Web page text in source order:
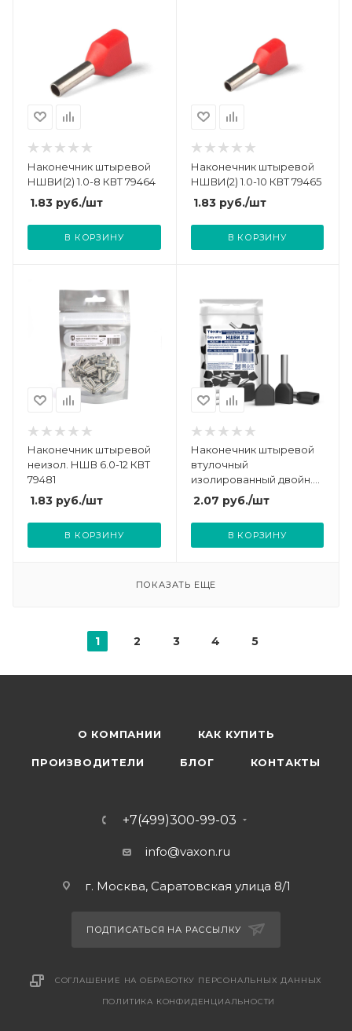
Наконечник штыревой
НШВИ(2) 1.0-8 КВТ 79464
1.83 руб./шт
В КОРЗИНУ
Наконечник штыревой
НШВИ(2) 1.0-10 КВТ 79465
1.83руб./шт
В КОРЗИНУ
Наконечник штыревой
неизол. НШВ 6.0-12 КВТ
79481
1.83 руб./шт
В КОРЗИНУ
Наконечник штыревой
втулочный
изолированный двойн.
НШВИ(2) 1.5-12 TOKOV
ELECTRIC TKE-NSVI2-1.5-
12-C05/50
2.07 руб./шт
В КОРЗИНУ
ПОКАЗАТЬ ЕЩЕ
1 2 3 4 5
О КОМПАНИИ КАК КУПИТЬ
ПРОИЗВОДИТЕЛИ БЛОГ КОНТАКТЫ
+7(499)300-99-03
info@vaxon.ru
г. Москва, Саратовская улица 8/1
ПОДПИСАТЬСЯ НА РАССЫЛКУ
СОГЛАШЕНИЕ НА ОБРАБОТКУ ПЕРСОНАЛЬНЫХ ДАННЫХ
ПОЛИТИКА КОНФИДЕНЦИАЛЬНОСТИ